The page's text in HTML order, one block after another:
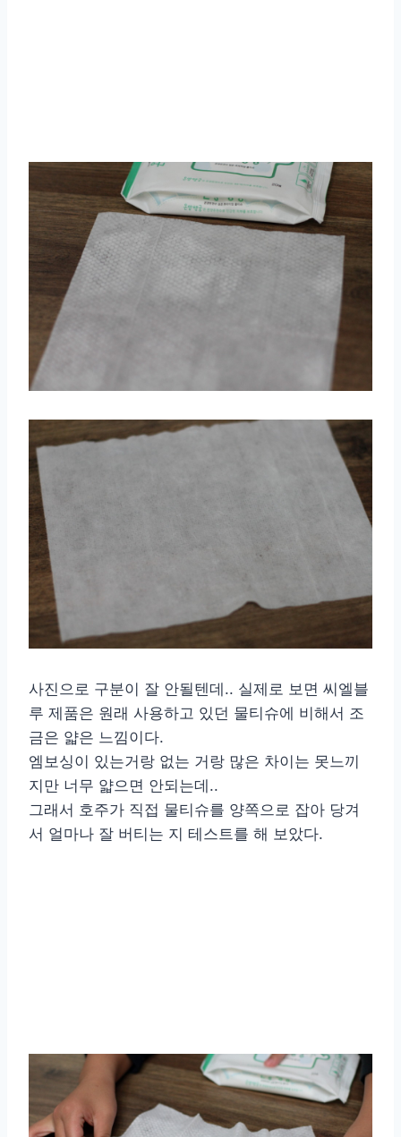
사진으로 구분이 잘 안될텐데.. 실제로 보면 씨엘블
루 제품은 원래 사용하고 있던 물티슈에 비해서 조
금은 얇은 느낌이다.
엠보싱이 있는거랑 없는 거랑 많은 차이는 못느끼
지만 너무 얇으면 안되는데..
그래서 호주가 직접 물티슈를 양쪽으로 잡아 당겨
서 얼마나 잘 버티는 지 테스트를 해 보았다.